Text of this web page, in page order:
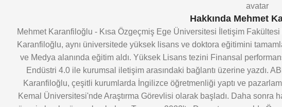
Hakkında Mehmet
Mehmet Karanfiloğlu - Kısa Özgeçmiş Ege Üniversitesi İletişim
Karanfiloğlu, aynı üniversitede yüksek lisans ve doktora eğitimini
ve Medya alanında eğitim aldı. Yüksek Lisans tezini Finansal
Endüstri 4.0 ile kurumsal iletişim arasındaki bağlantı üzerine yazdı.
Karanfiloğlu, çeşitli kurumlarda İngilizce öğretmenliği yaptı ve
Kemal Üniversitesi'nde Araştırma Görevlisi olarak başladı. Daha